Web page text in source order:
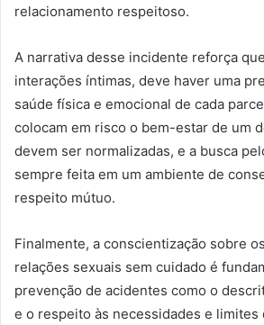
relacionamento respeitoso.
A narrativa desse incidente reforça
interações íntimas, deve haver uma
saúde física e emocional de cada
colocam em risco o bem-estar de um
devem ser normalizadas, e a busca
sempre feita em um ambiente de
respeito mútuo.
Finalmente, a conscientização sobre
relações sexuais sem cuidado é
prevenção de acidentes como o
e o respeito às necessidades e limites